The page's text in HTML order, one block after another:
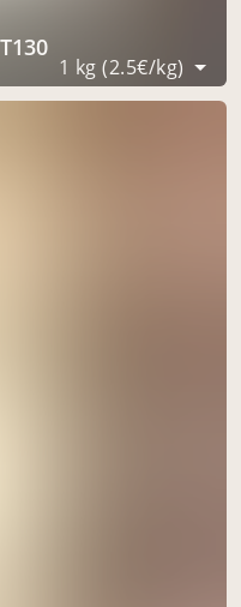
1 kg (2.5€/kg)